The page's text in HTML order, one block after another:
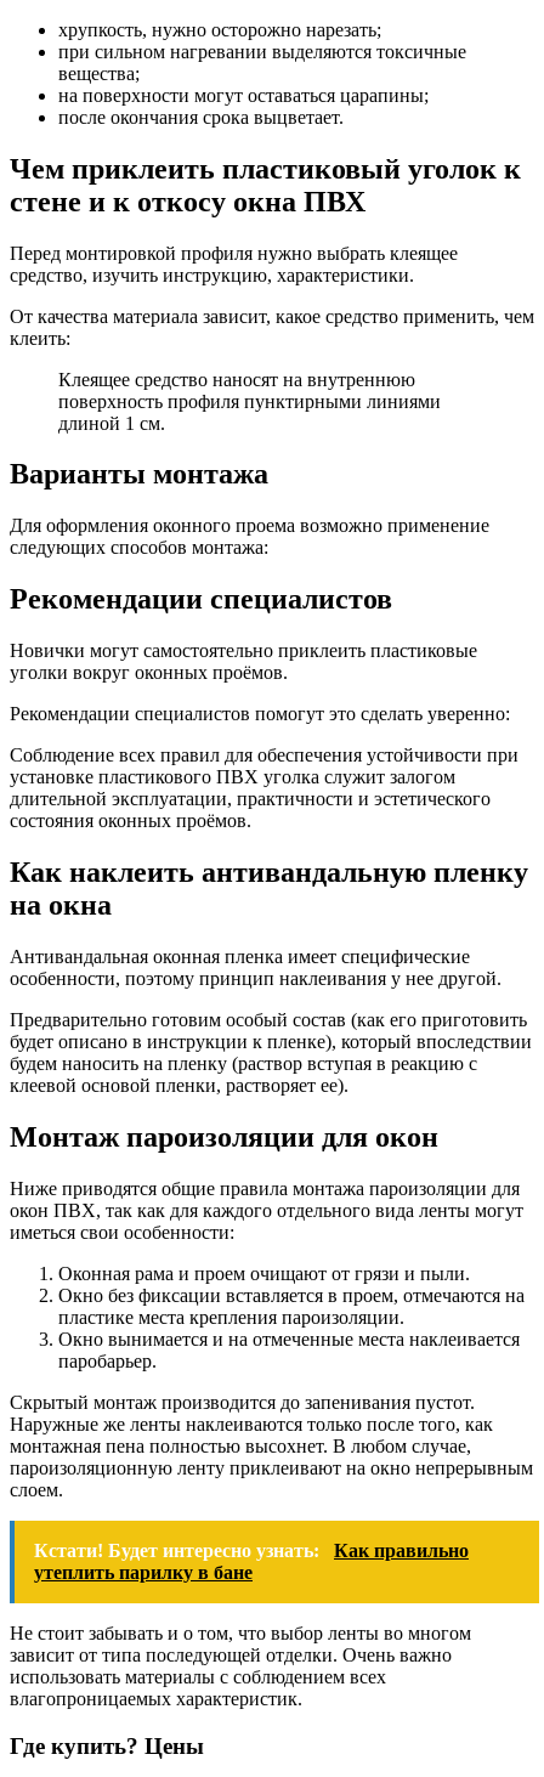
хрупкость, нужно осторожно нарезать;
при сильном нагревании выделяются токсичные
вещества;
на поверхности могут оставаться царапины;
после окончания срока выцветает.
Чем приклеить пластиковый уголок к
стене и к откосу окна ПВХ
Перед монтировкой профиля нужно выбрать клеящее
средство, изучить инструкцию, характеристики.
От качества материала зависит, какое средство применить, чем
клеить:
Клеящее средство наносят на внутреннюю
поверхность профиля пунктирными линиями
длиной 1 см.
Варианты монтажа
Для оформления оконного проема возможно применение
следующих способов монтажа:
Рекомендации специалистов
Новички могут самостоятельно приклеить пластиковые
уголки вокруг оконных проёмов.
Рекомендации специалистов помогут это сделать уверенно:
Соблюдение всех правил для обеспечения устойчивости при
установке пластикового ПВХ уголка служит залогом
длительной эксплуатации, практичности и эстетического
состояния оконных проёмов.
Как наклеить антивандальную пленку
на окна
Антивандальная оконная пленка имеет специфические
особенности, поэтому принцип наклеивания у нее другой.
Предварительно готовим особый состав (как его приготовить
будет описано в инструкции к пленке), который впоследствии
будем наносить на пленку (раствор вступая в реакцию с
клеевой основой пленки, растворяет ее).
Монтаж пароизоляции для окон
Ниже приводятся общие правила монтажа пароизоляции для
окон ПВХ, так как для каждого отдельного вида ленты могут
иметься свои особенности:
Оконная рама и проем очищают от грязи и пыли.
Окно без фиксации вставляется в проем, отмечаются на
пластике места крепления пароизоляции.
Окно вынимается и на отмеченные места наклеивается
паробарьер.
Скрытый монтаж производится до запенивания пустот.
Наружные же ленты наклеиваются только после того, как
монтажная пена полностью высохнет. В любом случае,
пароизоляционную ленту приклеивают на окно непрерывным
слоем.
Кстати! Будет интересно узнать:
Как правильно
утеплить парилку в бане
Не стоит забывать и о том, что выбор ленты во многом
зависит от типа последующей отделки. Очень важно
использовать материалы с соблюдением всех
влагопроницаемых характеристик.
Где купить? Цены